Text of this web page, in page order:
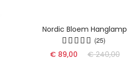
Nordic Bloem Hanglamp
(25)
€ 89,00 € 240,00